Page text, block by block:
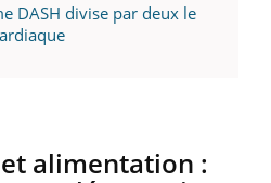
DASH divise par deux le
alimentation :